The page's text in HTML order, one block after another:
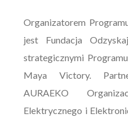
Organizatorem
jest Fundacja
strategicznymi
Maya Victory.
AURAEKO
Elektrycznego i